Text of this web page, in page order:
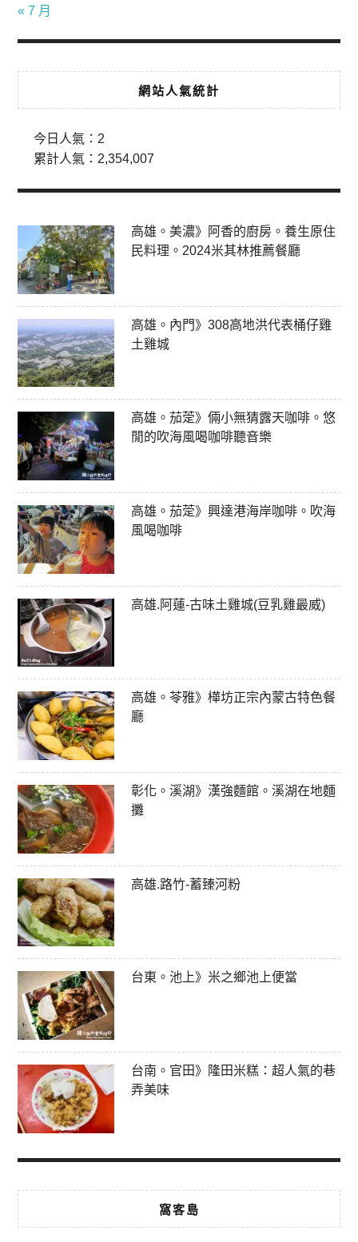
« 7 月
網站人氣統計
今日人氣： 2
累計人氣： 2,354,007
高雄。美濃》阿香的廚房。養生原住
民料理。2024米其林推薦餐廳
高雄。內門》308高地洪代表桶仔雞
土雞城
高雄。茄萣》倆小無猜露天咖啡。悠
閒的吹海風喝咖啡聽音樂
高雄。茄萣》興達港海岸咖啡。吹海
風喝咖啡
高雄.阿蓮-古味土雞城(豆乳雞最威)
高雄。苓雅》樺坊正宗內蒙古特色餐
廳
彰化。溪湖》漢強麵館。溪湖在地麵
攤
高雄.路竹-蓄臻河粉
台東。池上》米之鄉池上便當
台南。官田》隆田米糕：超人氣的巷
弄美味
窩客島